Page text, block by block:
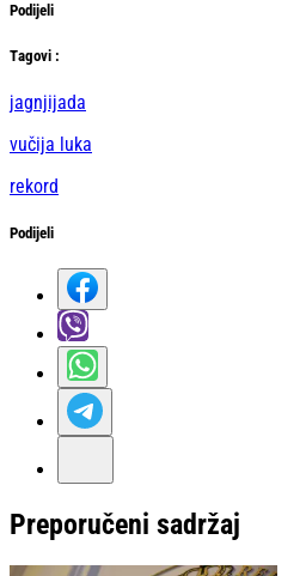
Podijeli
Тagovi :
jagnjijada
vučija luka
rekord
Podijeli
Preporučeni sadržaj